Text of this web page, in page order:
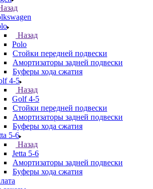
Назад
Polo
Стойки передней подвески
Амортизаторы задней подвески
Буферы хода сжатия
4-5
Назад
Golf 4-5
Стойки передней подвески
Амортизаторы задней подвески
Буферы хода сжатия
5-6
Назад
Jetta 5-6
Амортизаторы задней подвески
Буферы хода сжатия